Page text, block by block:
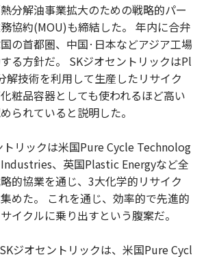
分解油事業拡大のための戦略的パー
協約(MOU)も締結した。 年内に合弁
の首都圏、中国·日本などアジア工場
る方針だ。 SKジオセントリックはPl
解技術を利用して生産したリサイク
粧品容器としても使われるほど高い
られていると説明した。
トリックは米国Pure Cycle Technolog
、英国Plastic Energyなど全
的協業を通じ、3大化学的リサイク
めた。 これを通じ、効率的で先進的
イクルに乗り出すという腹案だ。
ジオセントリックは、米国Pure Cycl